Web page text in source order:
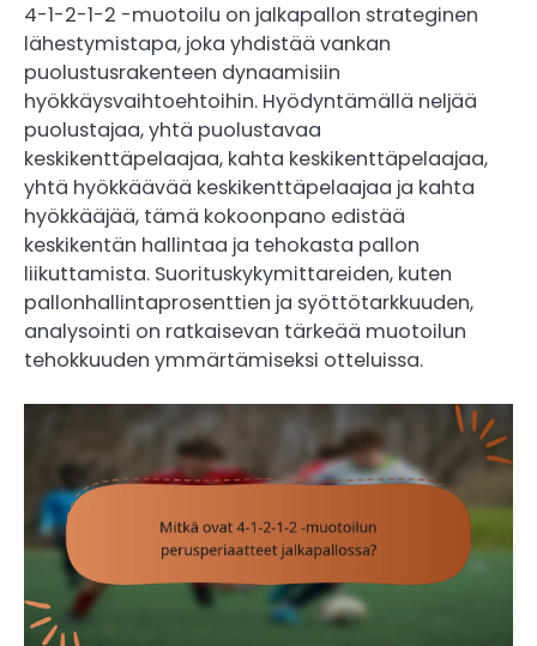
4-1-2-1-2 -muotoilu on jalkapallon strateginen
lähestymistapa, joka yhdistää vankan
puolustusrakenteen dynaamisiin
hyökkäysvaihtoehtoihin. Hyödyntämällä neljää
puolustajaa, yhtä puolustavaa
keskikenttäpelaajaa, kahta keskikenttäpelaajaa,
yhtä hyökkäävää keskikenttäpelaajaa ja kahta
hyökkääjää, tämä kokoonpano edistää
keskikentän hallintaa ja tehokasta pallon
liikuttamista. Suorituskykymittareiden, kuten
pallonhallintaprosenttien ja syöttötarkkuuden,
analysointi on ratkaisevan tärkeää muotoilun
tehokkuuden ymmärtämiseksi otteluissa.